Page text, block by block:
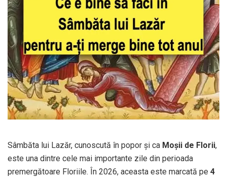
Sâmbăta lui Lazăr, cunoscută în popor și ca Moșii de Florii,
este una dintre cele mai importante zile din perioada
premergătoare Floriile. În 2026, aceasta este marcată pe 4